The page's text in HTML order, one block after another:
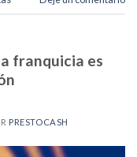
franquicia es
PRESTOCASH